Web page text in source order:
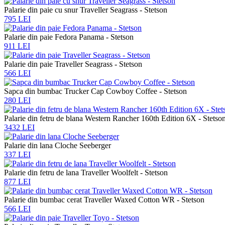
Palarie din paie cu snur Traveller Seagrass - Stetson
795 LEI
Palarie din paie Fedora Panama - Stetson
911 LEI
Palarie din paie Traveller Seagrass - Stetson
566 LEI
Sapca din bumbac Trucker Cap Cowboy Coffee - Stetson
280 LEI
Palarie din fetru de blana Western Rancher 160th Edition 6X -
3432 LEI
Palarie din lana Cloche Seeberger
337 LEI
Palarie din fetru de lana Traveller Woolfelt - Stetson
877 LEI
Palarie din bumbac cerat Traveller Waxed Cotton WR - Stetson
566 LEI